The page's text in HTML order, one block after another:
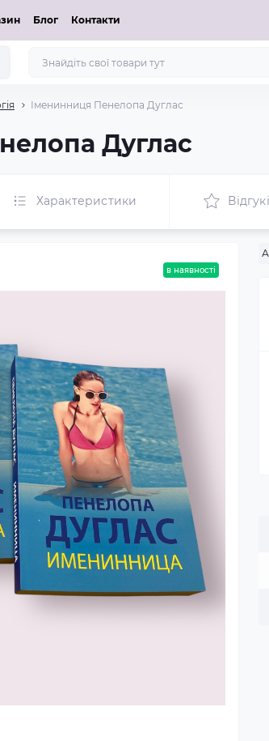
Блог Контакти
Іменинниця Пенелопа Дуглас
Дуглас
Характеристики
в наявності